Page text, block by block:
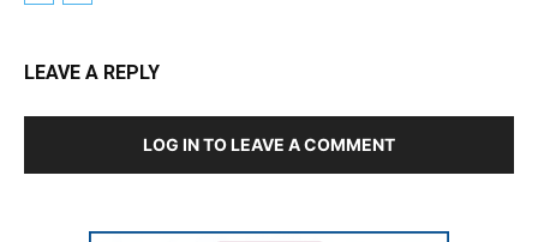
LEAVE A REPLY
LOG IN TO LEAVE A COMMENT